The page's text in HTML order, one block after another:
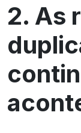
2. As